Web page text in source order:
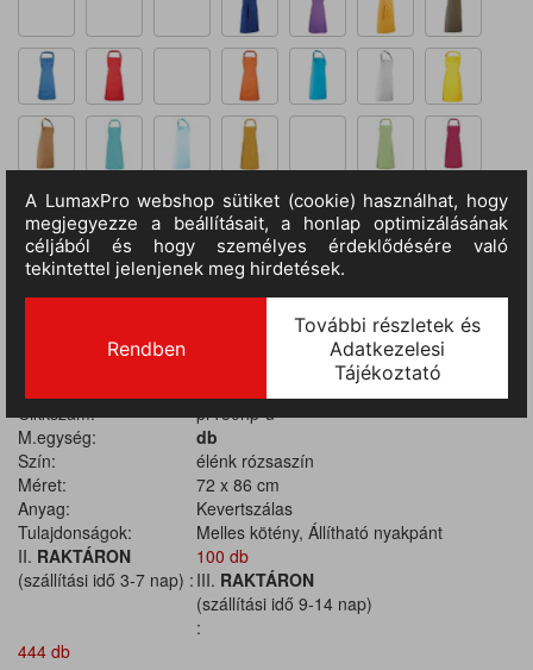
TERMÉKADATOK
Cikkszám:
pr150hp-u
M.egység:
db
Szín:
élénk rózsaszín
Méret:
72 x 86 cm
Anyag:
Kevertszálas
Tulajdonságok:
Melles kötény, Állítható nyakpánt
II. RAKTÁRON
(szállítási idő 3-7 nap) :
100 db
III. RAKTÁRON
(szállítási idő 9-14 nap)
:
444 db